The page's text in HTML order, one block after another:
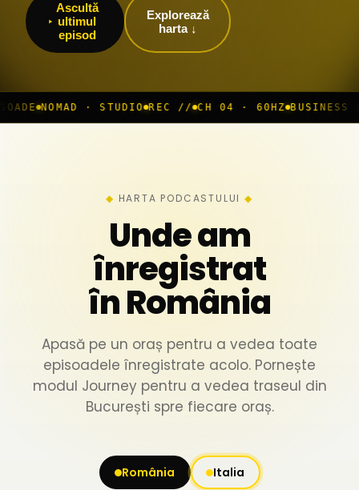
Ascultă
ultimul
episod
Explorează
harta ↓
· STUDIO REC // CH 04 · 60HZ BUSINESS ROOM ◆
HARTA PODCASTULUI
Unde am
înregistrat
în România
Apasă pe un oraș pentru a vedea toate
episoadele înregistrate acolo. Pornește
modul Journey pentru a vedea traseul din
București spre fiecare oraș.
România Italia